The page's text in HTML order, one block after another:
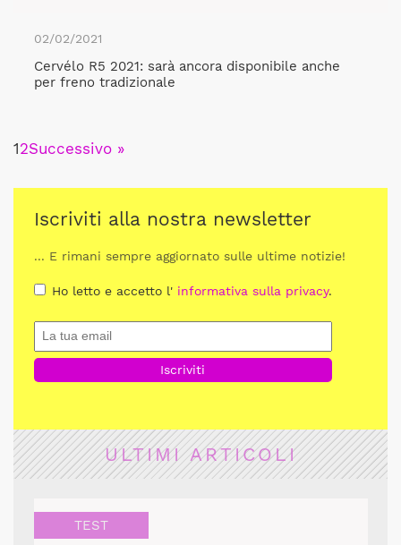
02/02/2021
Cervélo R5 2021: sarà ancora disponibile anche
per freno tradizionale
12Successivo »
Iscriviti alla nostra newsletter
... E rimani sempre aggiornato sulle ultime notizie!
Ho letto e accetto l' informativa sulla privacy.
ULTIMI ARTICOLI
TEST